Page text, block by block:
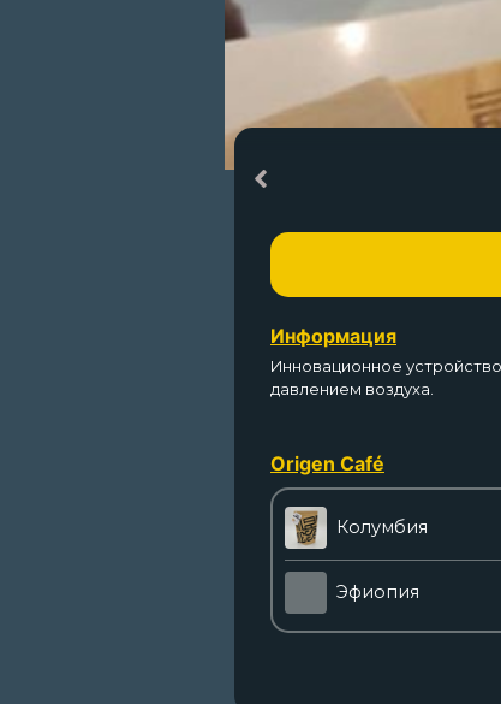
Информация
Инновационное
давлением воздуха.
Origen Café
Колумбия
Эфиопия